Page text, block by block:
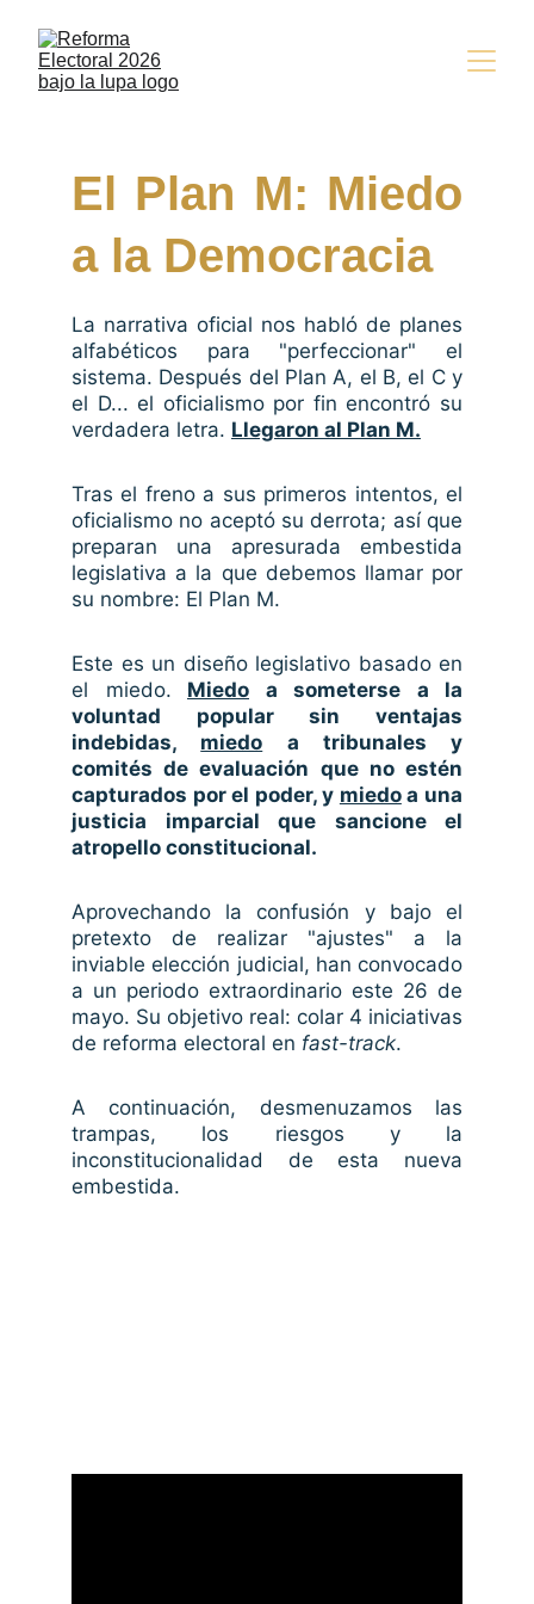
El Plan M: Miedo
a la Democracia
La narrativa oficial nos habló de planes
alfabéticos para "perfeccionar" el
sistema. Después del Plan A, el B, el C y
el D... el oficialismo por fin encontró su
verdadera letra. Llegaron al Plan M.
Tras el freno a sus primeros intentos, el
oficialismo no aceptó su derrota; así que
preparan una apresurada embestida
legislativa a la que debemos llamar por
su nombre: El Plan M.
Este es un diseño legislativo basado en
el miedo. Miedo a someterse a la
voluntad popular sin ventajas
indebidas, miedo a tribunales y
comités de evaluación que no estén
capturados por el poder, y miedoa una
justicia imparcial que sancione el
atropello constitucional.
Aprovechando la confusión y bajo el
pretexto de realizar "ajustes" a la
inviable elección judicial, han convocado
a un periodo extraordinario este 26 de
mayo. Su objetivo real: colar 4 iniciativas
de reforma electoral en fast-track.
A continuación, desmenuzamos las
trampas, los riesgos y la
inconstitucionalidad de esta nueva
embestida.